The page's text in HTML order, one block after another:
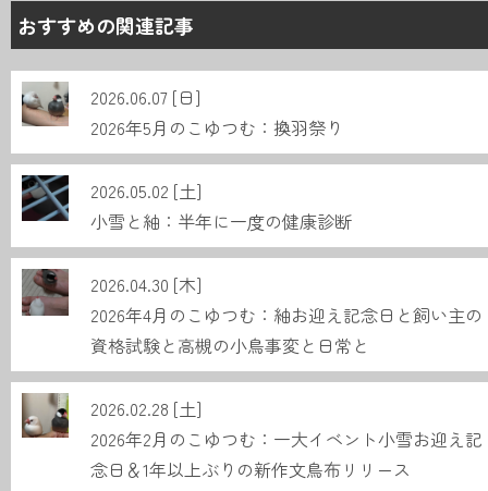
おすすめの関連記事
2026.06.07 [日]
2026年5月のこゆつむ：換羽祭り
2026.05.02 [土]
小雪と紬：半年に一度の健康診断
2026.04.30 [木]
2026年4月のこゆつむ：紬お迎え記念日と飼い主の
資格試験と高槻の小鳥事変と日常と
2026.02.28 [土]
2026年2月のこゆつむ：一大イベント小雪お迎え記
念日＆1年以上ぶりの新作文鳥布リリース